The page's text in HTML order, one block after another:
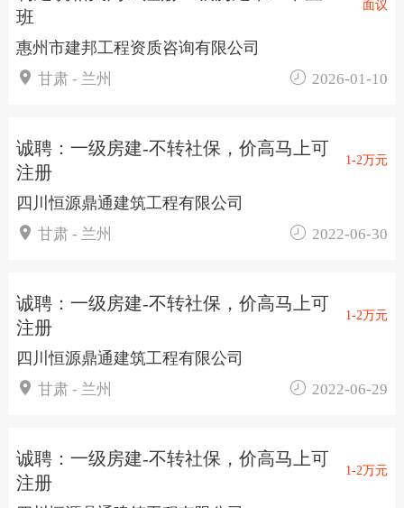
班
面议
惠州市建邦工程资质咨询有限公司
 甘肃 - 兰州  2026-01-10
诚聘：一级房建-不转社保，价高马上可
注册
1-2万元
四川恒源鼎通建筑工程有限公司
 甘肃 - 兰州  2022-06-30
诚聘：一级房建-不转社保，价高马上可
注册
1-2万元
四川恒源鼎通建筑工程有限公司
 甘肃 - 兰州  2022-06-29
诚聘：一级房建-不转社保，价高马上可
注册
1-2万元